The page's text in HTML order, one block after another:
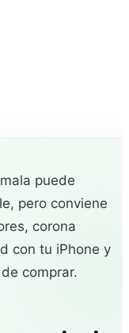
puede
pero conviene
corona
con tu iPhone y
comprar.